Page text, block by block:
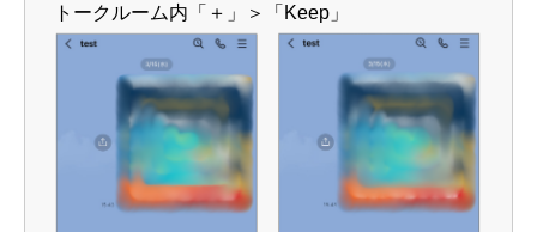
トークルーム内「＋」＞「Keep」